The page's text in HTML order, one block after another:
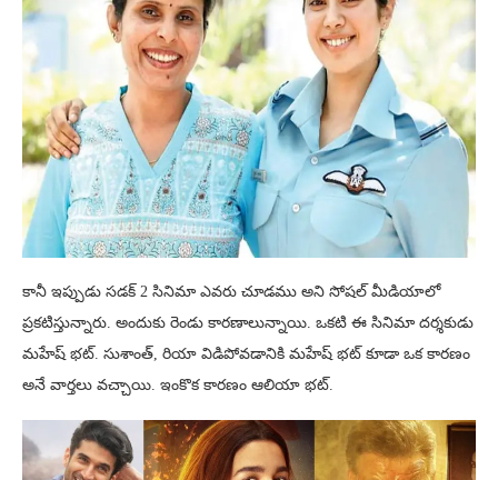
కానీ ఇప్పుడు సడక్ 2 సినిమా ఎవరు చూడము అని సోషల్ మీడియాలో
ప్రకటిస్తున్నారు. అందుకు రెండు కారణాలున్నాయి. ఒకటి ఈ సినిమా దర్శకుడు
మహేష్ భట్. సుశాంత్, రియా విడిపోవడానికి మహేష్ భట్ కూడా ఒక కారణం
అనే వార్తలు వచ్చాయి. ఇంకొక కారణం ఆలియా భట్.